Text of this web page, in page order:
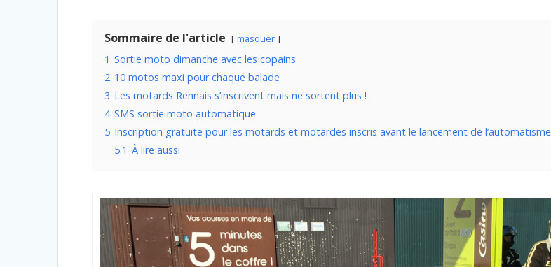
Sommaire de l'article masquer
1 Sortie moto dimanche avec les copains
2 10 motos maxi pour chaque balade
3 Les motards Rennais s’inscrivent mais ne sortent plus !
4 SMS sortie moto automatique
5 Inscription gratuite pour les motards et motardes inscris avant le lancement de l’automatisme
5.1 À lire aussi